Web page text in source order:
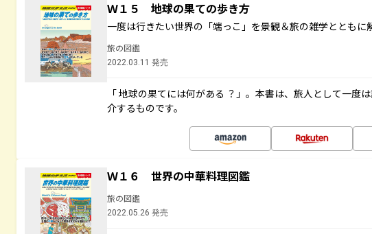
Ｗ１５ 地球の果ての歩き方
一度は行きたい世界の「端っこ」を景観＆旅の雑学とともに
旅の図鑑
2022.03.11 発売
「 地球の果てには何がある ？」。本書は、旅人として一度
介するものです。
Ｗ１６ 世界の中華料理図鑑
旅の図鑑
2022.05.26 発売